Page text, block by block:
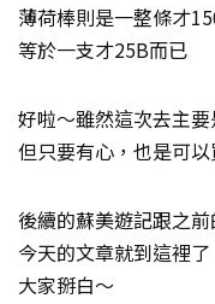
薄荷棒則是一整條才
等於一支才25B而已
好啦～雖然這次去主
但只要有心，也是可以
後續的蘇美遊記跟之
今天的文章就到這裡了
大家掰白～